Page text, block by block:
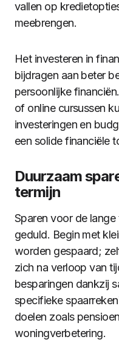
vallen op
meebrengen.
Het investeren in
bijdragen aan beter
persoonlijke
of online cursussen
investeringen en
een solide financiële
Duurzaam
termijn
Sparen voor de
geduld. Begin met
worden gespaard;
zich na verloop van
besparingen dankzij
specifieke
doelen zoals
woningverbetering.